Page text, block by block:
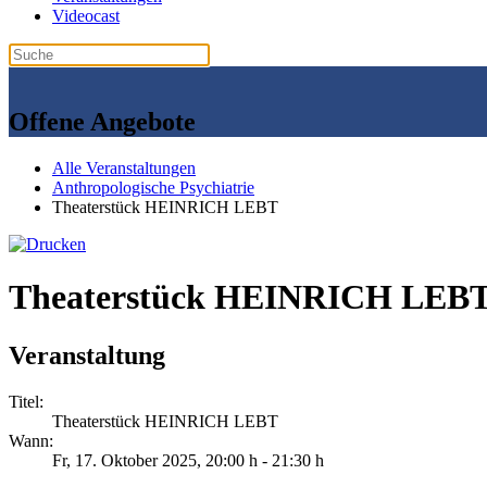
Videocast
Offene Angebote
Alle Veranstaltungen
Anthropologische Psychiatrie
Theaterstück HEINRICH LEBT
Theaterstück HEINRICH
Veranstaltung
Titel:
Theaterstück HEINRICH LEBT
Wann:
Fr, 17. Oktober 2025, 20:00 h - 21:30 h